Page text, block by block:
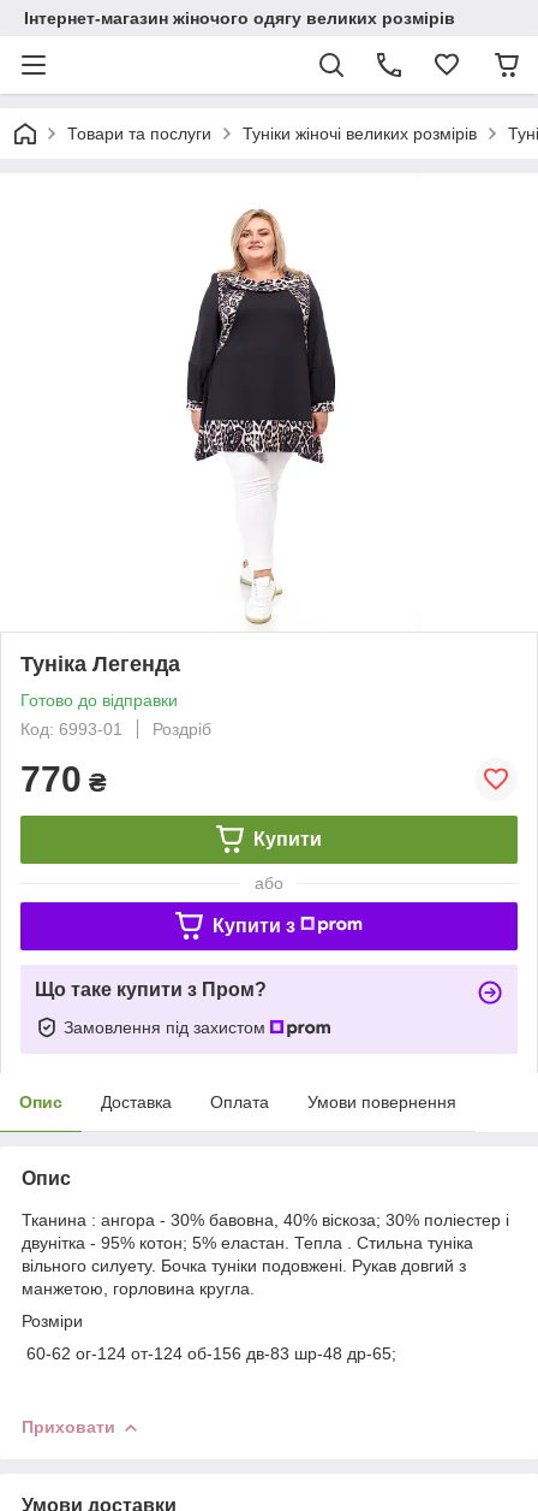
Інтернет-магазин жіночого одягу великих розмірів
Товари та послуги Туніки жіночі великих розмірів
Туніка Легенда
Готово до відправки
Код: 6993-01
Роздріб
770 ₴
Купити
або
Купити з
Що таке купити з Пром?
Замовлення під захистом
Опис Доставка Оплата Умови повернення
Опис
Тканина : ангора - 30% бавовна, 40% віскоза; 30% поліестер і
двунітка - 95% котон; 5% еластан. Тепла . Стильна туніка
вільного силуету. Бочка туніки подовжені. Рукав довгий з
манжетою, горловина кругла.
Розміри
60-62 ог-124 от-124 об-156 дв-83 шр-48 др-65;
Приховати
Умови доставки